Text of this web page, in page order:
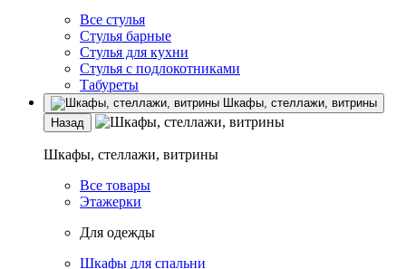
Все стулья
Стулья барные
Стулья для кухни
Стулья с подлокотниками
Табуреты
Шкафы, стеллажи, витрины
Назад
Шкафы, стеллажи, витрины
Все товары
Этажерки
Для одежды
Шкафы для спальни